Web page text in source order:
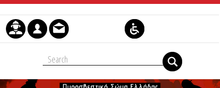
Μετάβαση στο περιεχόμενο